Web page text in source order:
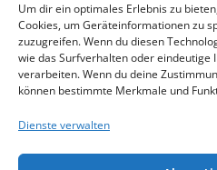
Um dir ein optimales Erlebnis zu
Cookies, um Geräteinformationen zu
zuzugreifen. Wenn du diesen
wie das Surfverhalten oder eindeutige
verarbeiten. Wenn du deine
können bestimmte Merkmale und
Dienste verwalten